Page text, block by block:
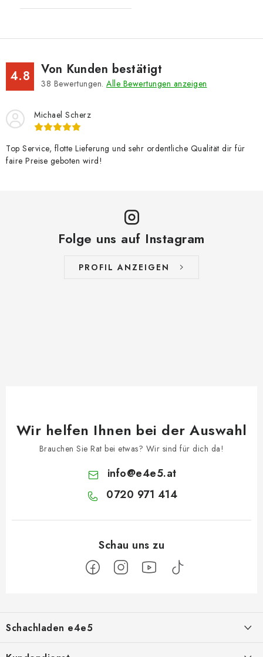
4.8 Von Kunden bestätigt
38 Bewertungen. Alle Bewertungen anzeigen
Michael Scherz
Top Service, flotte Lieferung und sehr ordentliche Qualität dir für
faire Preise geboten wird!
Folge uns auf Instagram
PROFIL ANZEIGEN
Wir helfen Ihnen bei der Auswahl
Brauchen Sie Rat bei etwas? Wir sind für dich da!
info@e4e5.at
0720 971 414
ß
z
Schachladen e4e5